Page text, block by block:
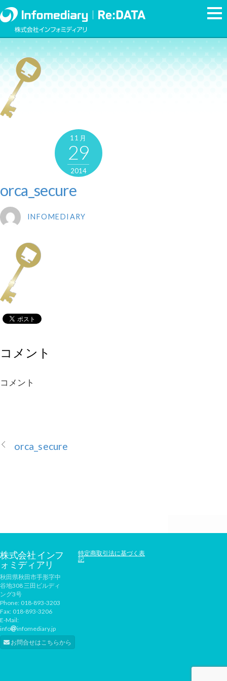
11月
29
2014
orca_secure
INFOMEDIARY
コメント
コメント
orca_secure
株式会社 インフ
ォミディアリ
秋田県秋田市手形字中
谷地308 三田ビルディ
ング3号
Phone: 018-893-3203
Fax: 018-893-3206
E-Mail:
info
infomediary.jp
お問合せはこちらから
特定商取引法に基づく表
記